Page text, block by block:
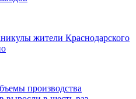
жители Краснодарского
производства